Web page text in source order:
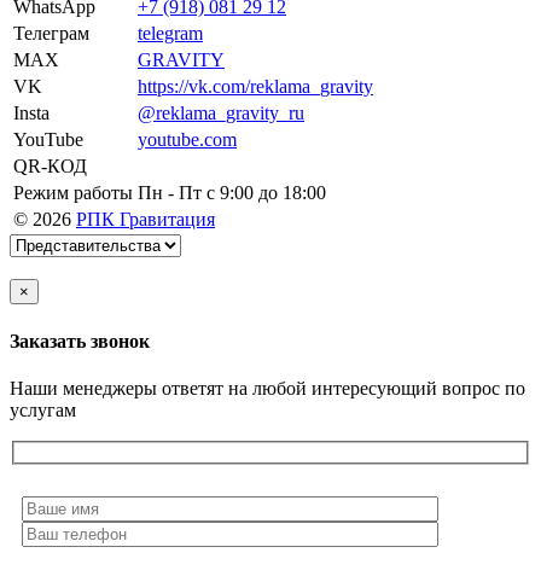
WhatsApp
+7 (918) 081 29 12
Телеграм
telegram
MAX
GRAVITY
VK
https://vk.com/reklama_gravity
Insta
@reklama_gravity_ru
YouTube
youtube.com
QR-КОД
Режим работы Пн - Пт c 9:00 до 18:00
© 2026 РПК Гравитация
×
Заказать звонок
Наши менеджеры ответят на любой интересующий вопрос по
услугам